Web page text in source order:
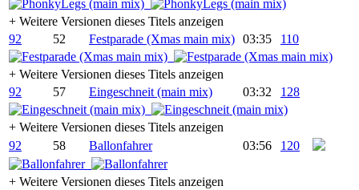
+ Weitere Versionen dieses Titels anzeigen
92
52 Festparade (Xmas main mix) 03:35 110
+ Weitere Versionen dieses Titels anzeigen
92
57 Eingeschneit (main mix) 03:32 128
+ Weitere Versionen dieses Titels anzeigen
92
58 Ballonfahrer 03:56 120
+ Weitere Versionen dieses Titels anzeigen